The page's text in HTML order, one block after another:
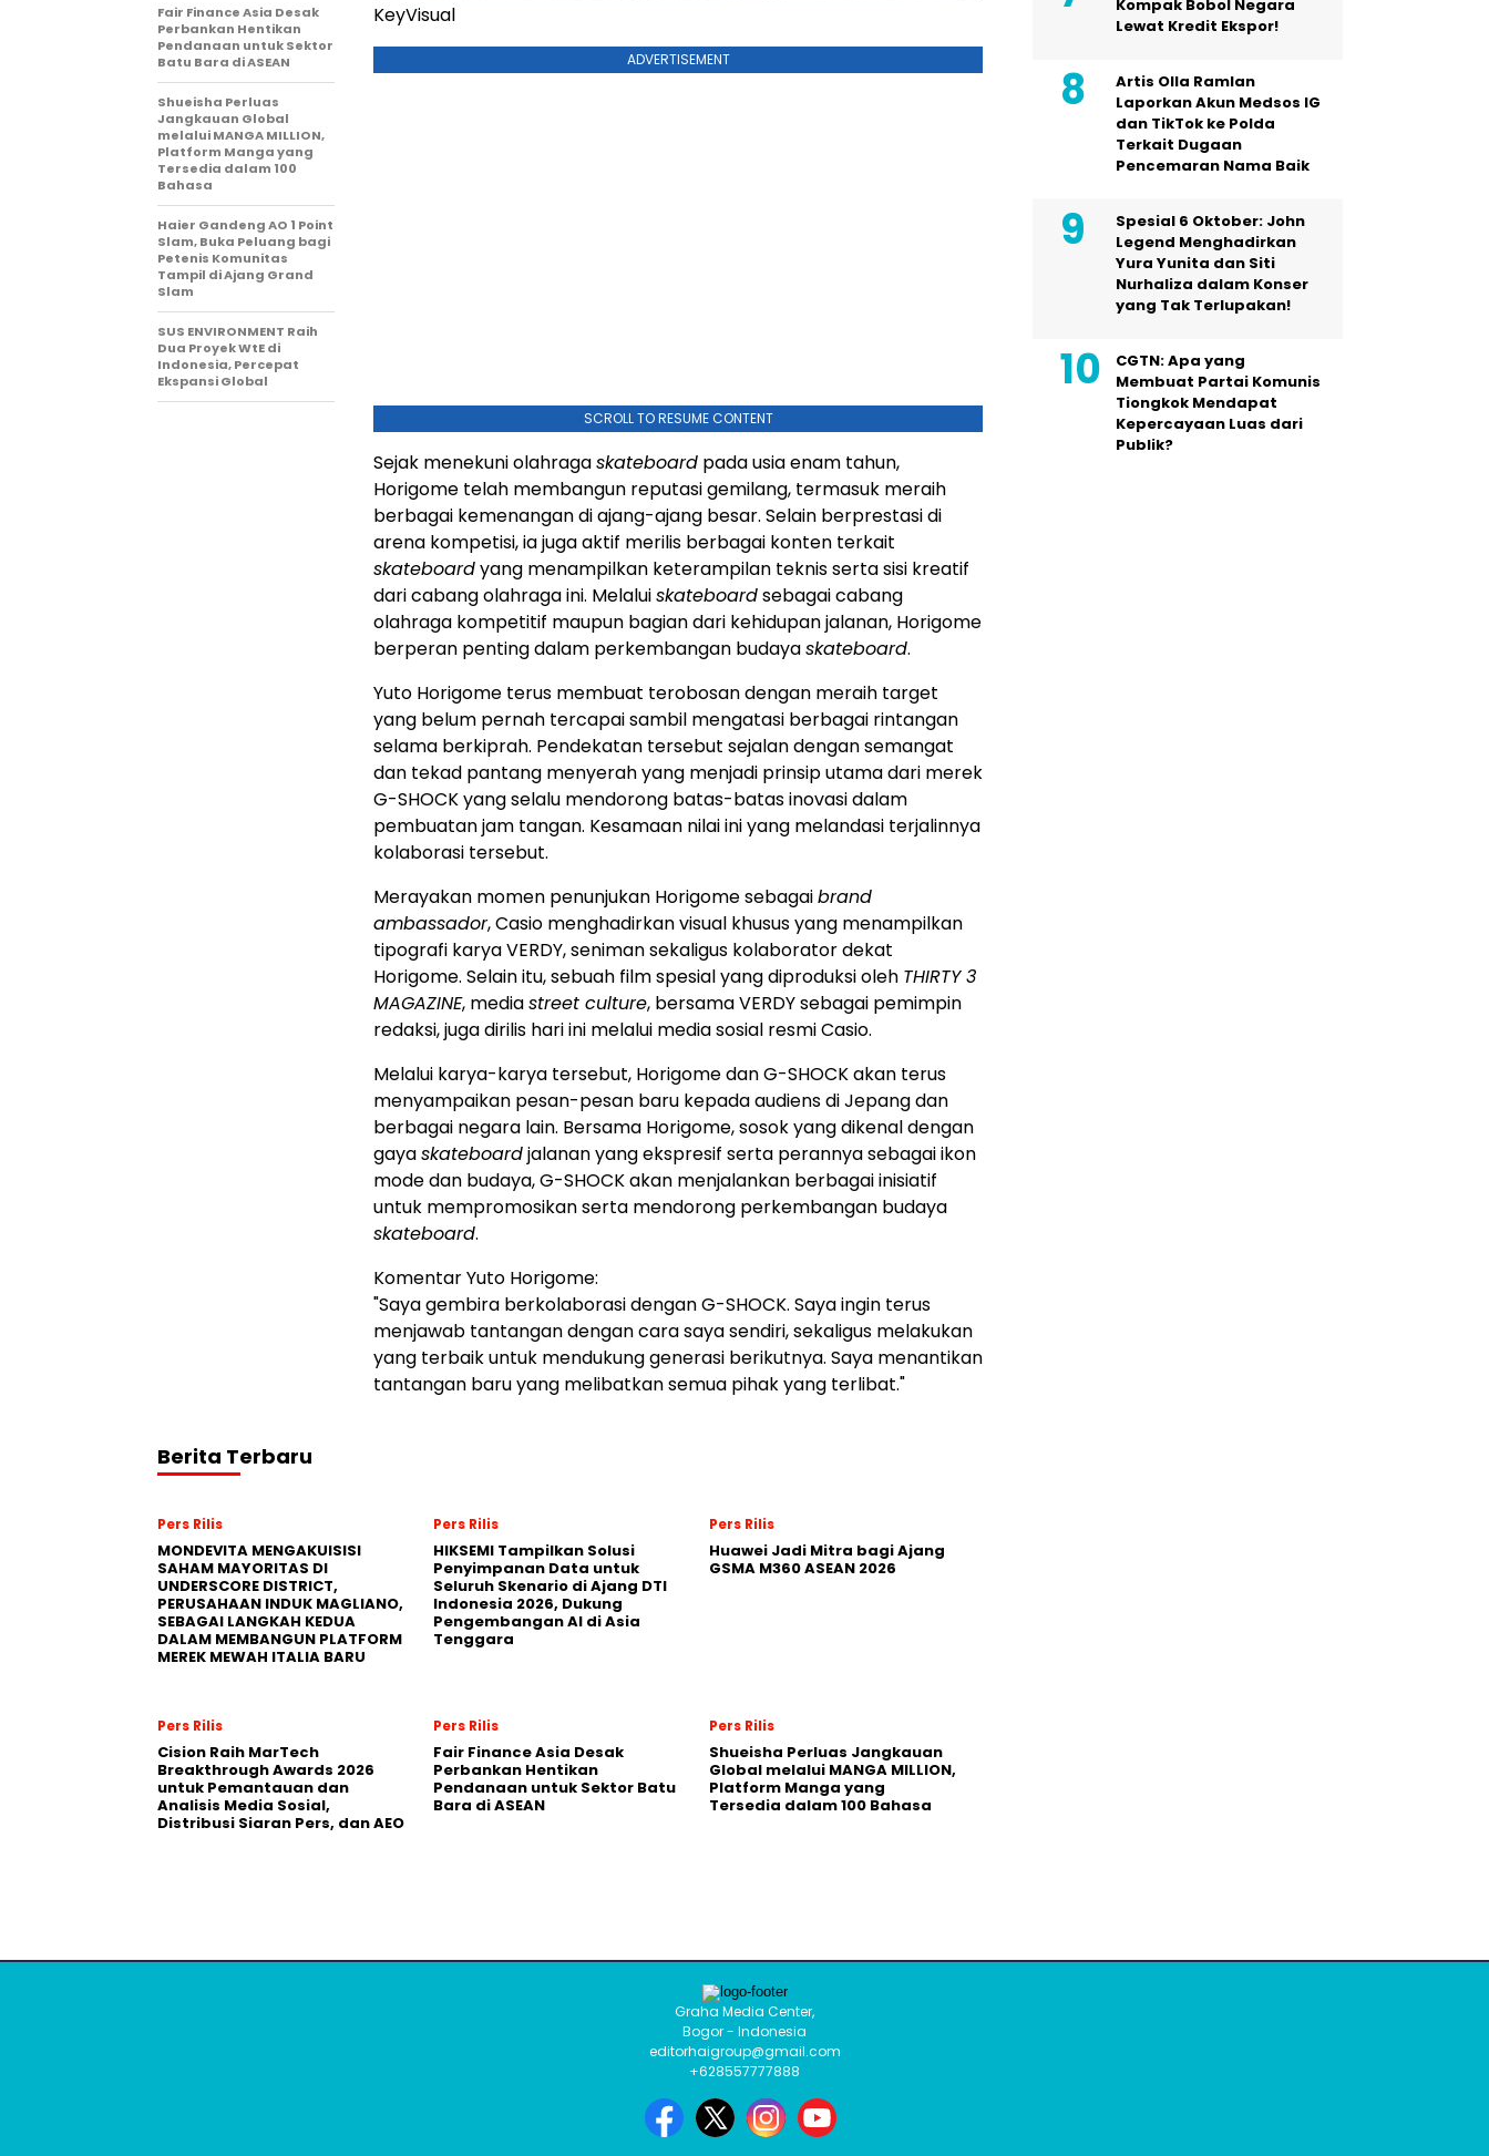
KeyVisual
ADVERTISEMENT
SCROLL TO RESUME CONTENT
Sejak menekuni olahragaskateboard pada usia enam tahun,
Horigome telah membangun reputasi gemilang, termasuk meraih
berbagai kemenangan di ajang-ajang besar. Selain berprestasi di
arena kompetisi, ia juga aktif merilis berbagai konten terkait
skateboardyang menampilkan keterampilan teknis serta sisi kreatif
dari cabang olahraga ini. Melaluiskateboardsebagai cabang
olahraga kompetitif maupun bagian dari kehidupan jalanan, Horigome
berperan penting dalam perkembangan budayaskateboard.
Yuto Horigome terus membuat terobosan dengan meraih target
yang belum pernah tercapai sambil mengatasi berbagai rintangan
selama berkiprah. Pendekatan tersebut sejalan dengan semangat
dan tekad pantang menyerah yang menjadi prinsip utama dari merek
G-SHOCK yang selalu mendorong batas-batas inovasi dalam
pembuatan jam tangan. Kesamaan nilai ini yang melandasi terjalinnya
kolaborasi tersebut.
Merayakan momen penunjukan Horigome sebagaibrand
ambassador, Casio menghadirkan visual khusus yang menampilkan
tipografi karya VERDY, seniman sekaligus kolaborator dekat
Horigome. Selain itu, sebuah film spesial yang diproduksi oleh THIRTY 3
MAGAZINE, mediastreet culture, bersama VERDY sebagai pemimpin
redaksi, juga dirilis hari ini melalui media sosial resmi Casio.
Melalui karya-karya tersebut, Horigome dan G-SHOCK akan terus
menyampaikan pesan-pesan baru kepada audiens di Jepang dan
berbagai negara lain. Bersama Horigome, sosok yang dikenal dengan
gayaskateboardjalanan yang ekspresif serta perannya sebagai ikon
mode dan budaya, G-SHOCK akan menjalankan berbagai inisiatif
untuk mempromosikan serta mendorong perkembangan budaya
skateboard.
Komentar Yuto Horigome:
"Saya gembira berkolaborasi dengan G-SHOCK. Saya ingin terus
menjawab tantangan dengan cara saya sendiri, sekaligus melakukan
yang terbaik untuk mendukung generasi berikutnya. Saya menantikan
tantangan baru yang melibatkan semua pihak yang terlibat."
Fair Finance Asia Desak
Perbankan Hentikan
Pendanaan untuk Sektor
Batu Bara di ASEAN
Shueisha Perluas
Jangkauan Global
melalui MANGA MILLION,
Platform Manga yang
Tersedia dalam 100
Bahasa
Haier Gandeng AO 1 Point
Slam, Buka Peluang bagi
Petenis Komunitas
Tampil di Ajang Grand
Slam
SUS ENVIRONMENT Raih
Dua Proyek WtE di
Indonesia, Percepat
Ekspansi Global
Berita Terbaru
Pers Rilis
MONDEVITA MENGAKUISISI
SAHAM MAYORITAS DI
UNDERSCORE DISTRICT,
PERUSAHAAN INDUK MAGLIANO,
SEBAGAI LANGKAH KEDUA
DALAM MEMBANGUN PLATFORM
MEREK MEWAH ITALIA BARU
Pers Rilis
HIKSEMI Tampilkan Solusi
Penyimpanan Data untuk
Seluruh Skenario di Ajang DTI
Indonesia 2026, Dukung
Pengembangan AI di Asia
Tenggara
Pers Rilis
Huawei Jadi Mitra bagi Ajang
GSMA M360 ASEAN 2026
Pers Rilis
Cision Raih MarTech
Breakthrough Awards 2026
untuk Pemantauan dan
Analisis Media Sosial,
Distribusi Siaran Pers, dan AEO
Pers Rilis
Fair Finance Asia Desak
Perbankan Hentikan
Pendanaan untuk Sektor Batu
Bara di ASEAN
Pers Rilis
Shueisha Perluas Jangkauan
Global melalui MANGA MILLION,
Platform Manga yang
Tersedia dalam 100 Bahasa
Kompak Bobol Negara
Lewat Kredit Ekspor!
Artis Olla Ramlan
Laporkan Akun Medsos IG
dan TikTok ke Polda
Terkait Dugaan
Pencemaran Nama Baik
Spesial 6 Oktober: John
Legend Menghadirkan
Yura Yunita dan Siti
Nurhaliza dalam Konser
yang Tak Terlupakan!
CGTN: Apa yang
Membuat Partai Komunis
Tiongkok Mendapat
Kepercayaan Luas dari
Publik?
Graha Media Center,
Bogor - Indonesia
editorhaigroup@gmail.com
+628557777888